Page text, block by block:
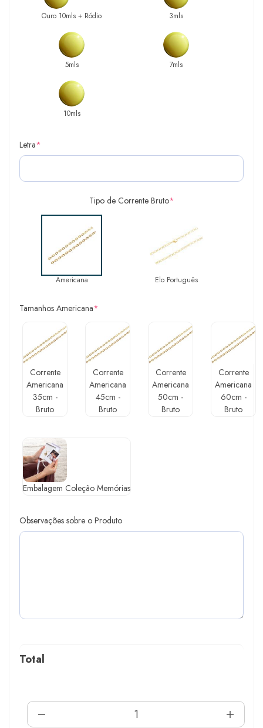
Ouro 10mls + Ródio 3mls
5mls 7mls
10mls
Letra*
Tipo de Corrente Bruto*
Americana Elo Português
Tamanhos Americana*
Corrente
Americana
35cm -
Bruto
Corrente
Americana
45cm -
Bruto
Corrente
Americana
50cm -
Bruto
Corrente
Americana
60cm -
Bruto
Embalagem Coleção Memórias
Observações sobre o Produto
Total